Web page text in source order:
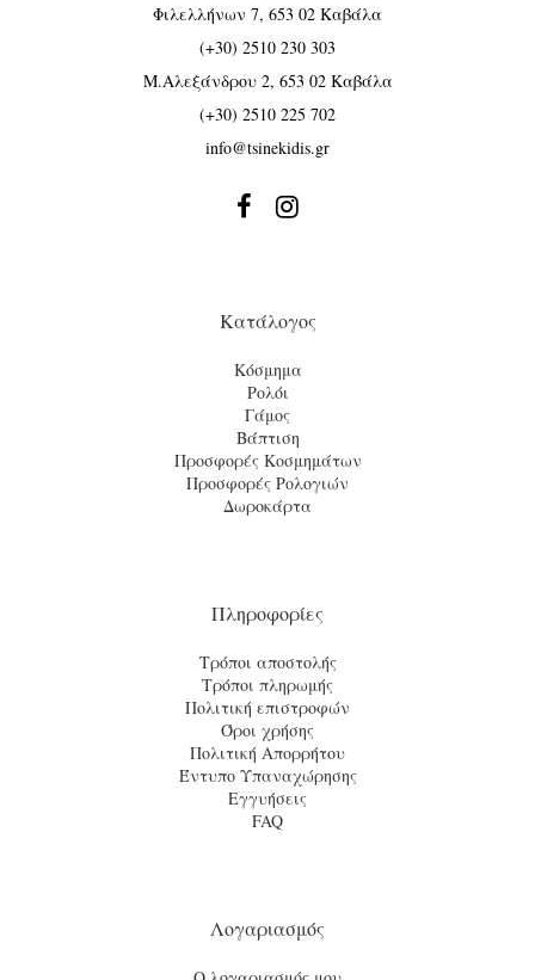
Φιλελλήνων 7, 653 02 Καβάλα
(+30) 2510 230 303
Μ.Αλεξάνδρου 2, 653 02 Καβάλα
(+30) 2510 225 702
info@tsinekidis.gr
 
Κατάλογος
Κόσμημα
Ρολόι
Γάμος
Βάπτιση
Προσφορές Κοσμημάτων
Προσφορές Ρολογιών
Δωροκάρτα
Πληροφορίες
Τρόποι αποστολής
Τρόποι πληρωμής
Πολιτική επιστροφών
Όροι χρήσης
Πολιτική Απορρήτου
Έντυπο Υπαναχώρησης
Εγγυήσεις
FAQ
Λογαριασμός